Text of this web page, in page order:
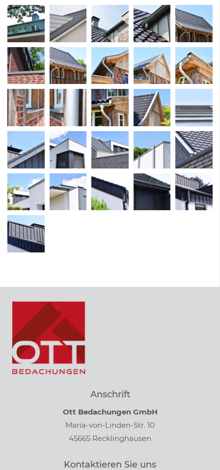
Anschrift
Ott Bedachungen GmbH
Maria-von-Linden-Str. 10
45665 Recklinghausen
Kontaktieren Sie uns